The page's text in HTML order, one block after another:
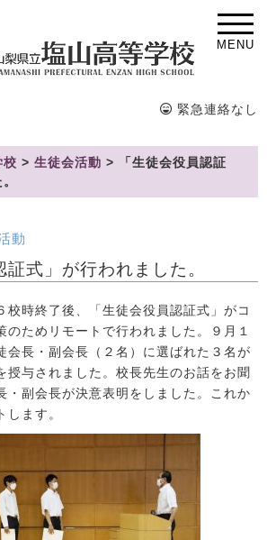
MENU
緊急連絡なし
校 > 生徒会活動 >
「生徒会役員認証
動
証式」が行われました。
時終了後、「生徒会役員認証式」がコ
のためリモートで行われました。９月１
会長・副会長（２名）に選ばれた３名が
授与されました。校長先生のお話をお聞
・副会長が決意表明をしました。これか
します。